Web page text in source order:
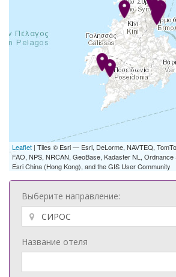
Leaflet | Tiles © Esri — Esri, DeLorme, NAVTEQ,
FAO, NPS, NRCAN, GeoBase, Kadaster NL,
Esri China (Hong Kong), and the GIS User Community
Выберите направление:
Название отеля